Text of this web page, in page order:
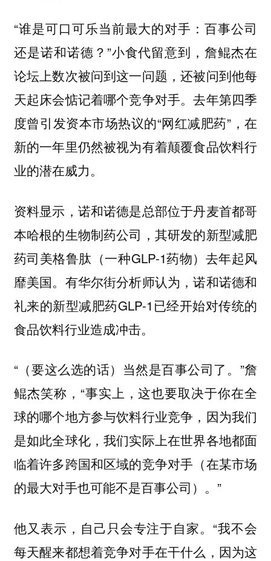
“谁是可口可乐当前最大的对手：百事公司
还是诺和诺德？ ”小食代留意到，詹鲲杰在
论坛上数次被问到这一问题，还被问到他每
天起床会惦记着哪个竞争对手。去年第四季
度曾引发资本市场热议的“网红减肥药”，在
新的一年里仍然被视为有着颠覆食品饮料行
业的潜在威力。
资料显示，诺和诺德是总部位于丹麦首都哥
本哈根的生物制药公司，其研发的新型减肥
药司美格鲁肽（一种GLP-1药物）去年起风
靡美国。有华尔街分析师认为，诺和诺德和
礼来的新型减肥药GLP-1已经开始对传统的
食品饮料行业造成冲击。
“（要这么选的话） 当然是百事公司了。 ”詹
鲲杰笑称，“事实上，这也要取决于你在全
球的哪个地方参与饮料行业竞争，因为我们
是如此全球化，我们实际上在世界各地都面
临着许多跨国和区域的竞争对手（在某市场
的最大对手也可能不是百事公司）。”
他又表示，自己只会专注于自家。“我不会
每天醒来都想着竞争对手在干什么，因为这